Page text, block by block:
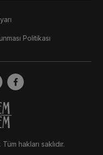
Politikası
hakları saklıdır.